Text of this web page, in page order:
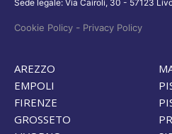
Sede legale: Via Cairoli, 30 - 57123
Cookie Policy - Privacy Policy
AREZZO
EMPOLI
FIRENZE
GROSSETO